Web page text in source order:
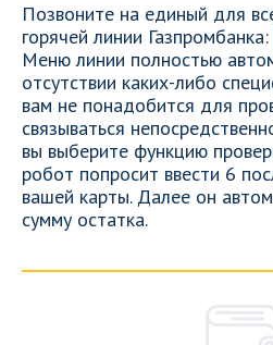
Позвоните на единый для
горячей линии Газпромбанка:
Меню линии полностью
отсутствии каких-либо
вам не понадобится для
связываться
вы выберите функцию
робот попросит ввести 6
вашей карты. Далее он
сумму остатка.